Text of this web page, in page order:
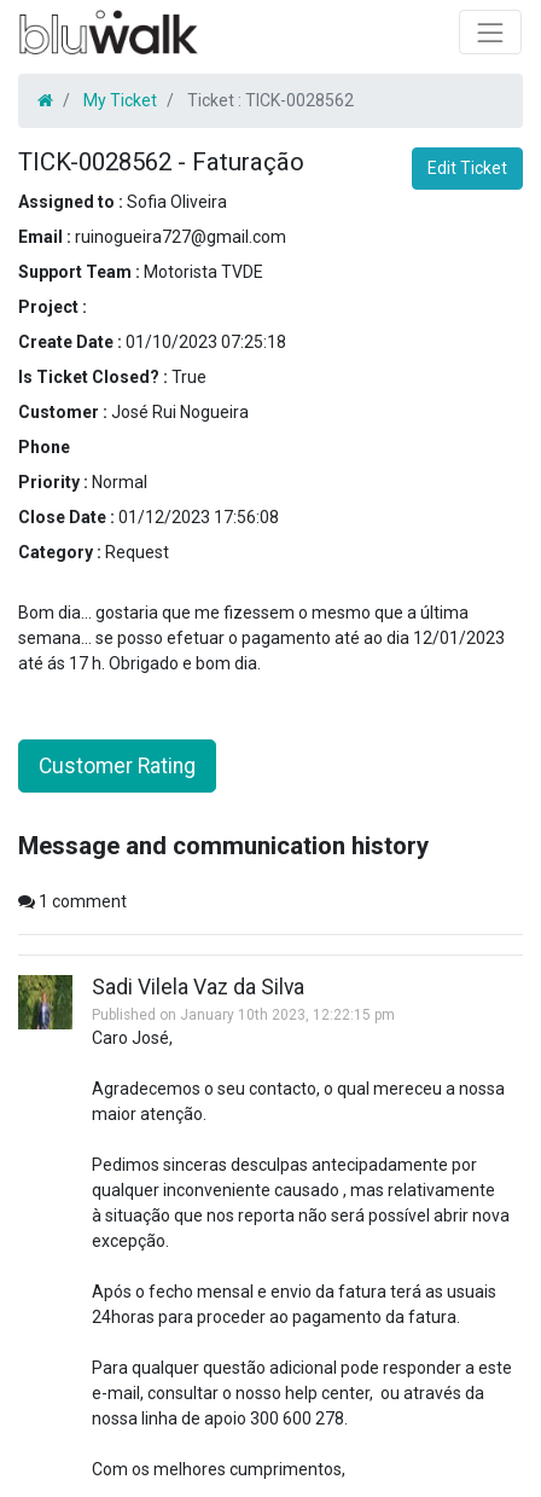
My Ticket Ticket : TICK-0028562
TICK-0028562 - Faturação
Edit Ticket
Assigned to : Sofia Oliveira
Email : ruinogueira727@gmail.com
Support Team : Motorista TVDE
Project :
Create Date : 01/10/2023 07:25:18
Is Ticket Closed? : True
Customer : José Rui Nogueira
Phone
Priority : Normal
Close Date : 01/12/2023 17:56:08
Category : Request
Bom dia… gostaria que me fizessem o mesmo que a última
semana… se posso efetuar o pagamento até ao dia 12/01/2023
até ás 17 h. Obrigado e bom dia.
Customer Rating
Message and communication history
1 comment
Sadi Vilela Vaz da Silva
Published on January 10th 2023, 12:22:15 pm
Caro José,
Agradecemos o seu contacto, o qual mereceu a nossa
maior atenção.
Pedimos sinceras desculpas antecipadamente por
qualquer inconveniente causado , mas relativamente
à situação que nos reporta não será possível abrir nova
excepção.
Após o fecho mensal e envio da fatura terá as usuais
24horas para proceder ao pagamento da fatura.
Para qualquer questão adicional pode responder a este
e-mail, consultar o nosso help center, ou através da
nossa linha de apoio 300 600 278.
Com os melhores cumprimentos,